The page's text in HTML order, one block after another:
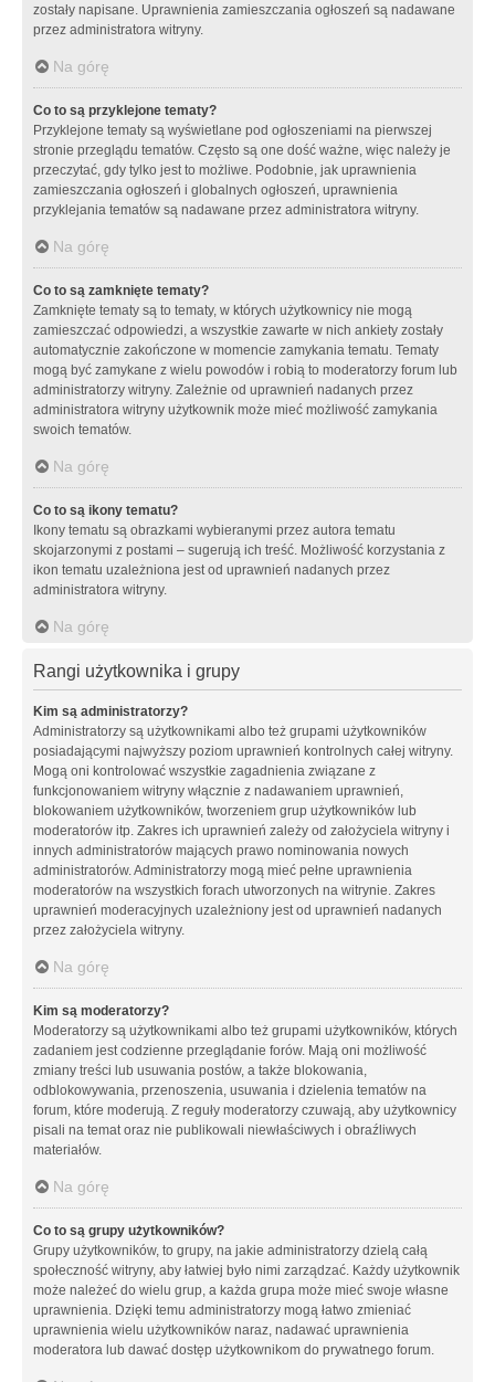
zostały napisane. Uprawnienia zamieszczania ogłoszeń są nadawane
przez administratora witryny.
Na górę
Co to są przyklejone tematy?
Przyklejone tematy są wyświetlane pod ogłoszeniami na pierwszej
stronie przeglądu tematów. Często są one dość ważne, więc należy je
przeczytać, gdy tylko jest to możliwe. Podobnie, jak uprawnienia
zamieszczania ogłoszeń i globalnych ogłoszeń, uprawnienia
przyklejania tematów są nadawane przez administratora witryny.
Na górę
Co to są zamknięte tematy?
Zamknięte tematy są to tematy, w których użytkownicy nie mogą
zamieszczać odpowiedzi, a wszystkie zawarte w nich ankiety zostały
automatycznie zakończone w momencie zamykania tematu. Tematy
mogą być zamykane z wielu powodów i robią to moderatorzy forum lub
administratorzy witryny. Zależnie od uprawnień nadanych przez
administratora witryny użytkownik może mieć możliwość zamykania
swoich tematów.
Na górę
Co to są ikony tematu?
Ikony tematu są obrazkami wybieranymi przez autora tematu
skojarzonymi z postami – sugerują ich treść. Możliwość korzystania z
ikon tematu uzależniona jest od uprawnień nadanych przez
administratora witryny.
Na górę
Rangi użytkownika i grupy
Kim są administratorzy?
Administratorzy są użytkownikami albo też grupami użytkowników
posiadającymi najwyższy poziom uprawnień kontrolnych całej witryny.
Mogą oni kontrolować wszystkie zagadnienia związane z
funkcjonowaniem witryny włącznie z nadawaniem uprawnień,
blokowaniem użytkowników, tworzeniem grup użytkowników lub
moderatorów itp. Zakres ich uprawnień zależy od założyciela witryny i
innych administratorów mających prawo nominowania nowych
administratorów. Administratorzy mogą mieć pełne uprawnienia
moderatorów na wszystkich forach utworzonych na witrynie. Zakres
uprawnień moderacyjnych uzależniony jest od uprawnień nadanych
przez założyciela witryny.
Na górę
Kim są moderatorzy?
Moderatorzy są użytkownikami albo też grupami użytkowników, których
zadaniem jest codzienne przeglądanie forów. Mają oni możliwość
zmiany treści lub usuwania postów, a także blokowania,
odblokowywania, przenoszenia, usuwania i dzielenia tematów na
forum, które moderują. Z reguły moderatorzy czuwają, aby użytkownicy
pisali na temat oraz nie publikowali niewłaściwych i obraźliwych
materiałów.
Na górę
Co to są grupy użytkowników?
Grupy użytkowników, to grupy, na jakie administratorzy dzielą całą
społeczność witryny, aby łatwiej było nimi zarządzać. Każdy użytkownik
może należeć do wielu grup, a każda grupa może mieć swoje własne
uprawnienia. Dzięki temu administratorzy mogą łatwo zmieniać
uprawnienia wielu użytkowników naraz, nadawać uprawnienia
moderatora lub dawać dostęp użytkownikom do prywatnego forum.